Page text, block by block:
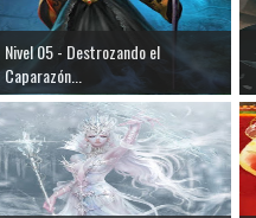
Nivel 05 - Destrozando el
Caparazón...